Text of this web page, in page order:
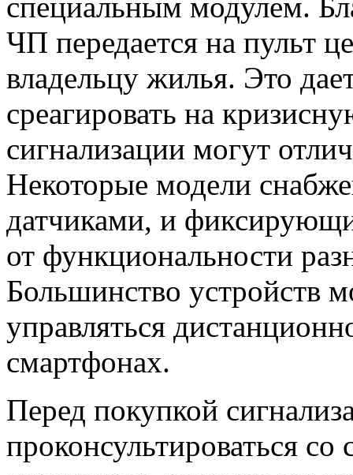
ЧП передается на пульт
владельцу жилья. Это
среагировать на
сигнализации могут
Некоторые модели
датчиками, и
от функциональности
Большинство устройств
управляться
смартфонах.
Перед покупкой
проконсультироваться